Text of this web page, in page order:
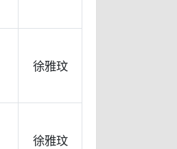
徐雅玟
徐雅玟